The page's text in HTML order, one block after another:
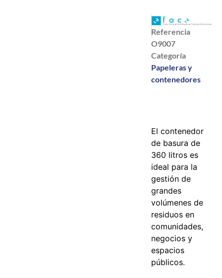
Referencia
O9007
Categoría
Papeleras y
contenedores
El contenedor
de basura de
360 litros es
ideal para la
gestión de
grandes
volúmenes de
residuos en
comunidades,
negocios y
espacios
públicos.